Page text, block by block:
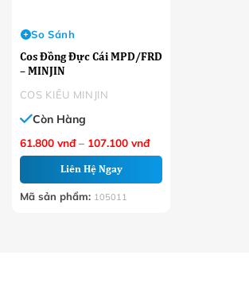
COS KIỂU MINJIN
Cos Đồng Đực Cái MPD/FRD
– MINJIN
So Sánh
Còn Hàng
61.800 vnđ – 107.100 vnđKhoảng
đến
Liên Hệ Ngay
Mã sản phẩm: 105011